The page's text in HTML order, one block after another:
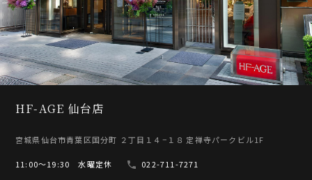
HF-AGE 仙台店
宮城県仙台市青葉区国分町 ２丁目１４−１８ 定禅寺パークビル1F
11:00〜19:30 水曜定休
022-711-7271